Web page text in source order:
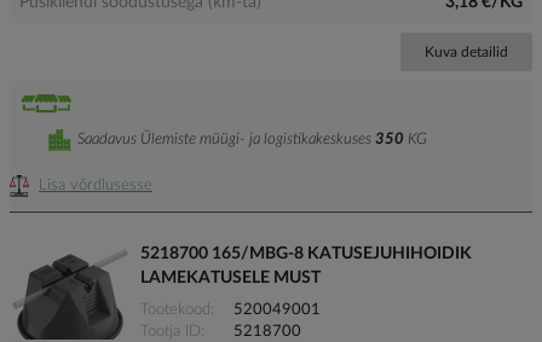
Kuva detailid
Lisa võrdlusesse
Saadavus Ülemiste müügi- ja logistikakeskuses 350 KG
5218700 165/MBG-8 KATUSEJUHIHOIDIK
LAMEKATUSELE MUST
Tootekood
520049001
Tootja ID
5218700